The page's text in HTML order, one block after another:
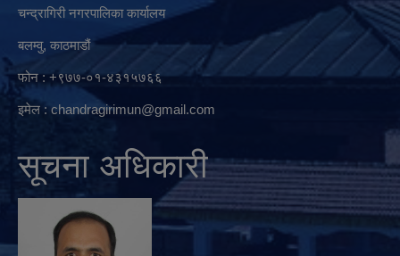
चन्द्रागिरी नगरपालिका कार्यालय
बलम्वु, काठमाडौं
फोन : +९७७-०१-४३१५७६६
इमेल :chandragirimun@gmail.com
सूचना अधिकारी